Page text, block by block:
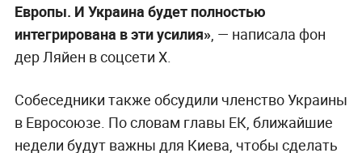
Европы. И Украина будет полностью
интегрирована в эти усилия», — написала фон
дер Ляйен в соцсети X.
Собеседники также обсудили членство Украины
в Евросоюзе. По словам главы ЕК, ближайшие
недели будут важны для Киева, чтобы сделать